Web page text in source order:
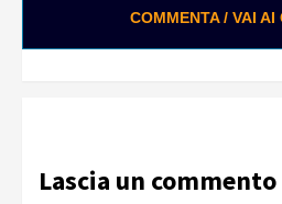
COMMENTA / VAI AI
Lascia un commento